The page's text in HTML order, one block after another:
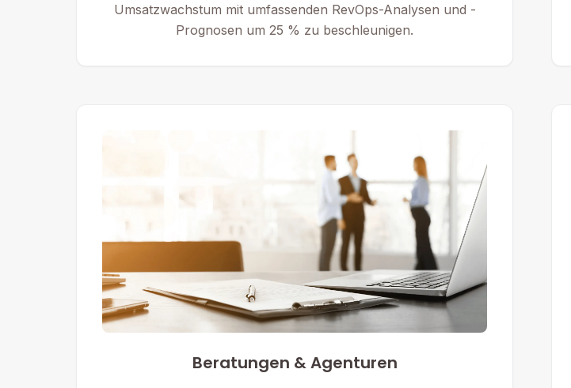
Umsatzwachstum mit umfassenden RevOps-Analysen und -
Prognosen um 25 % zu beschleunigen.
Beratungen & Agenturen